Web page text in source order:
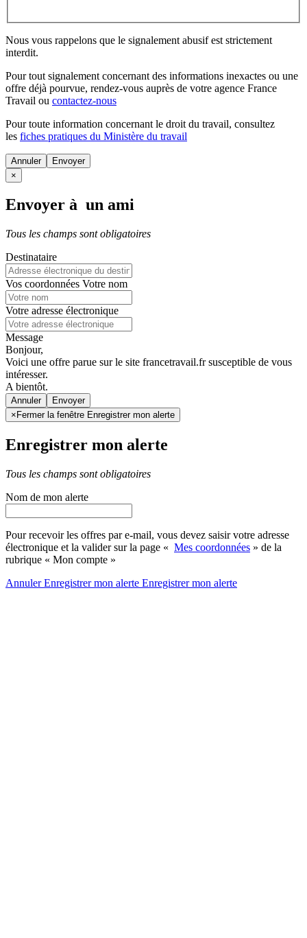
Nous vous rappelons que le signalement abusif est strictement
interdit.
Pour tout signalement concernant des informations inexactes ou une
offre déjà pourvue, rendez-vous auprès de votre agence France
Travail ou contactez-nous
Pour toute information concernant le droit du travail, consultez
les fiches pratiques du Ministère du travail
Annuler
×
Envoyer à un ami
Tous les champs sont obligatoires
Destinataire
Vos coordonnées Votre nom
Votre adresse électronique
Message
Bonjour,
Voici une offre parue sur le site francetravail.fr susceptible de vous
intéresser.
A bientôt.
Annuler
× Fermer la fenêtre Enregistrer mon alerte
Enregistrer mon alerte
Tous les champs sont obligatoires
Nom de mon alerte
Pour recevoir les offres par e-mail, vous devez saisir votre adresse
électronique et la valider sur la page « Mes coordonnées » de la
rubrique « Mon compte »
AnnulerEnregistrer mon alerte Enregistrermon alerte